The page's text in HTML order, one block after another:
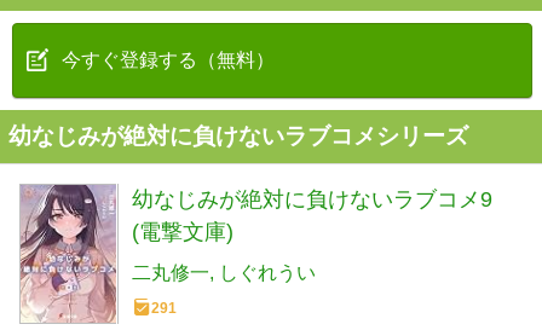
今すぐ登録する（無料）
幼なじみが絶対に負けないラブコメシリーズ
幼なじみが絶対に負けないラブコメ9
(電撃文庫)
二丸修一 しぐれうい
291